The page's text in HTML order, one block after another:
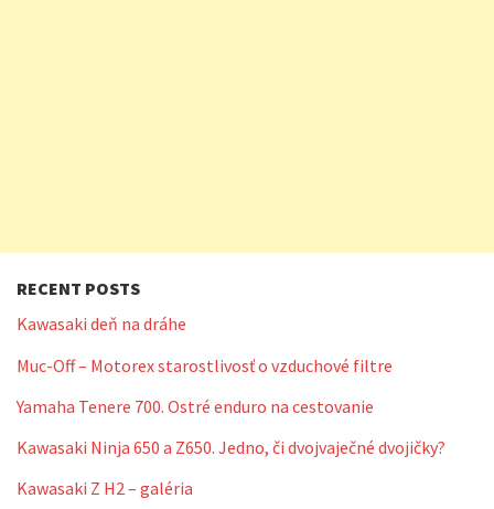
RECENT POSTS
Kawasaki deň na dráhe
Muc-Off – Motorex starostlivosť o vzduchové filtre
Yamaha Tenere 700. Ostré enduro na cestovanie
Kawasaki Ninja 650 a Z650. Jedno, či dvojvaječné dvojičky?
Kawasaki Z H2 – galéria